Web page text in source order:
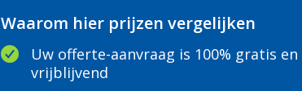
Waarom hier prijzen vergelijken
Uw offerte-aanvraag is 100% gratis en
vrijblijvend